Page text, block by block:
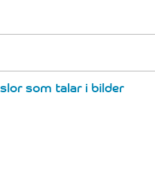
som talar i bilder